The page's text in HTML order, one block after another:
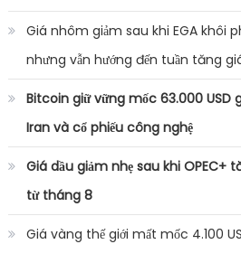
Giá nhôm giảm sau khi EGA khôi
nhưng vẫn hướng đến tuần tăng
Bitcoin giữ vững mốc 63.000
Iran và cổ phiếu công nghệ
Giá dầu giảm nhẹ sau khi OPEC+
từ tháng 8
Giá vàng thế giới mất mốc 4.100